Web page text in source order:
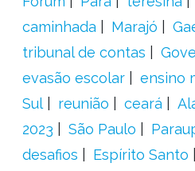
caminhada
Marajó
tribunal de contas
evasão escolar
ensino
Sul
reunião ceará
2023
São Paulo
desafios
Espírito Santo